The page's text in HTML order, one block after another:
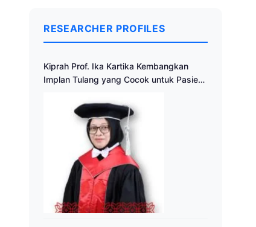
RESEARCHER PROFILES
Kiprah Prof. Ika Kartika Kembangkan
Implan Tulang yang Cocok untuk Pasien